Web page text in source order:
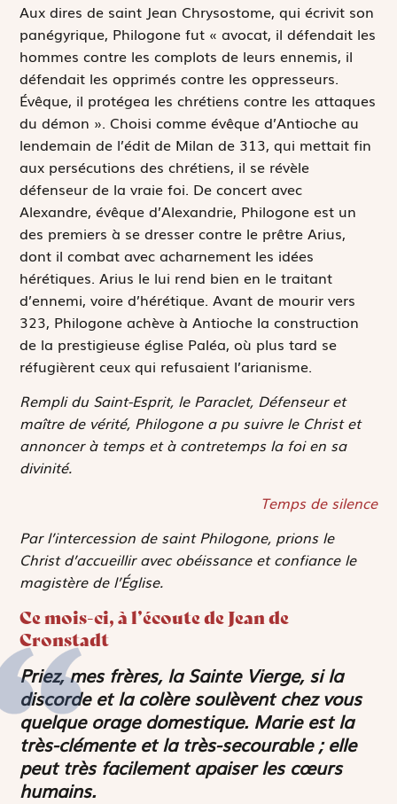
Aux dires de saint Jean Chrysostome, qui écrivit son
panégyrique, Philogone fut « avocat, il défendait les
hommes contre les complots de leurs ennemis, il
défendait les opprimés contre les oppresseurs.
Évêque, il protégea les chrétiens contre les attaques
du démon ». Choisi comme évêque d’Antioche au
lendemain de l’édit de Milan de 313, qui mettait fin
aux persécutions des chrétiens, il se révèle
défenseur de la vraie foi. De concert avec
Alexandre, évêque d’Alexandrie, Philogone est un
des premiers à se dresser contre le prêtre Arius,
dont il combat avec acharnement les idées
hérétiques. Arius le lui rend bien en le traitant
d’ennemi, voire d’hérétique. Avant de mourir vers
323, Philogone achève à Antioche la construction
de la prestigieuse église Paléa, où plus tard se
réfugièrent ceux qui refusaient l’arianisme.
Rempli du Saint-Esprit, le Paraclet, Défenseur et
maître de vérité, Philogone a pu suivre le Christ et
annoncer à temps et à contretemps la foi en sa
divinité.
Temps de silence
Par l’intercession de saint Philogone, prions le
Christ d’accueillir avec obéissance et confiance le
magistère de l’Église.
Ce mois-ci, à l’écoute de Jean de
Cronstadt
Priez, mes frères, la Sainte Vierge, si la
discorde et la colère soulèvent chez vous
quelque orage domestique. Marie est la
très-clémente et la très-secourable ; elle
peut très facilement apaiser les cœurs
humains.